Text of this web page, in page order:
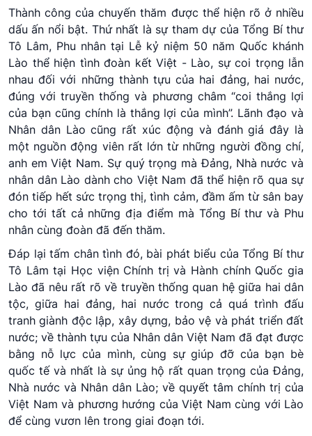
Thành công của chuyến thăm được thể hiện rõ ở nhiều
dấu ấn nổi bật. Thứ nhất là sự tham dự của Tổng Bí thư
Tô Lâm, Phu nhân tại Lễ kỷ niệm 50 năm Quốc khánh
Lào thể hiện tình đoàn kết Việt - Lào, sự coi trọng lẫn
nhau đối với những thành tựu của hai đảng, hai nước,
đúng với truyền thống và phương châm “coi thắng lợi
của bạn cũng chính là thắng lợi của mình”. Lãnh đạo và
Nhân dân Lào cũng rất xúc động và đánh giá đây là
một nguồn động viên rất lớn từ những người đồng chí,
anh em Việt Nam. Sự quý trọng mà Đảng, Nhà nước và
nhân dân Lào dành cho Việt Nam đã thể hiện rõ qua sự
đón tiếp hết sức trọng thị, tình cảm, đầm ấm từ sân bay
cho tới tất cả những địa điểm mà Tổng Bí thư và Phu
nhân cùng đoàn đã đến thăm.
Đáp lại tấm chân tình đó, bài phát biểu của Tổng Bí thư
Tô Lâm tại Học viện Chính trị và Hành chính Quốc gia
Lào đã nêu rất rõ về truyền thống quan hệ giữa hai dân
tộc, giữa hai đảng, hai nước trong cả quá trình đấu
tranh giành độc lập, xây dựng, bảo vệ và phát triển đất
nước; về thành tựu của Nhân dân Việt Nam đã đạt được
bằng nỗ lực của mình, cùng sự giúp đỡ của bạn bè
quốc tế và nhất là sự ủng hộ rất quan trọng của Đảng,
Nhà nước và Nhân dân Lào; về quyết tâm chính trị của
Việt Nam và phương hướng của Việt Nam cùng với Lào
để cùng vươn lên trong giai đoạn tới.